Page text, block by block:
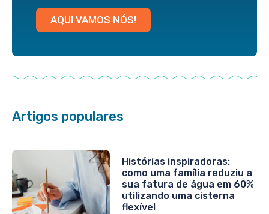
AQUI VAMOS NÓS!
Artigos populares
Histórias inspiradoras:
como uma família reduziu a
sua fatura de água em 60%
utilizando uma cisterna
flexível